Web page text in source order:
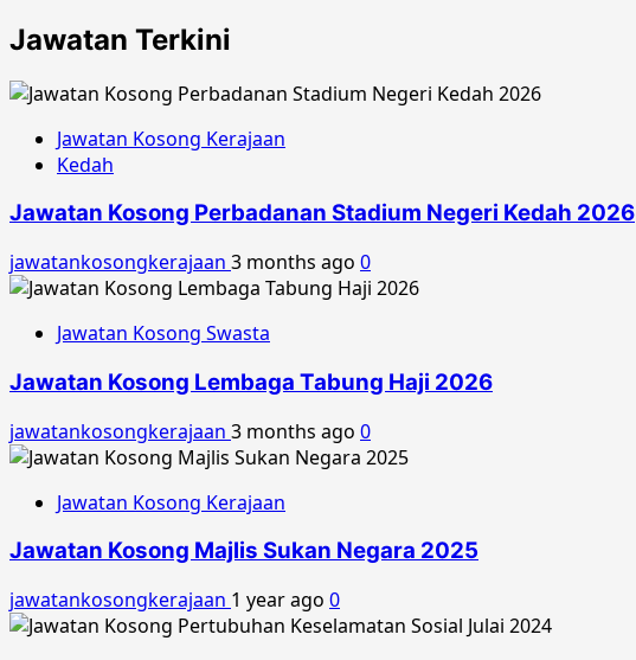
Jawatan Terkini
Jawatan Kosong Kerajaan
Kedah
Jawatan Kosong Perbadanan Stadium Negeri Kedah 2026
jawatankosongkerajaan 3 months ago 0
Jawatan Kosong Swasta
Jawatan Kosong Lembaga Tabung Haji 2026
jawatankosongkerajaan 3 months ago 0
Jawatan Kosong Kerajaan
Jawatan Kosong Majlis Sukan Negara 2025
jawatankosongkerajaan 1 year ago 0